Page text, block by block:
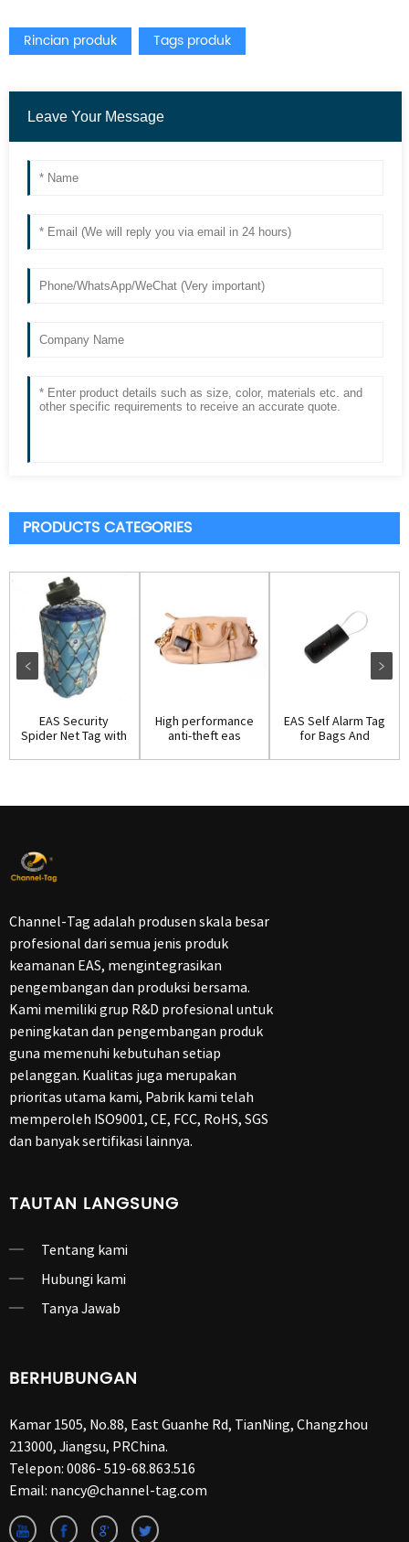
Rincian produk Tags produk
PRODUCTS CATEGORIES
EAS Security
Spider Net Tag with
High performance
anti-theft eas
EAS Self Alarm Tag
for Bags And
Channel-Tag adalah produsen skala besar
profesional dari semua jenis produk
keamanan EAS, mengintegrasikan
pengembangan dan produksi bersama.
Kami memiliki grup R&D profesional untuk
peningkatan dan pengembangan produk
guna memenuhi kebutuhan setiap
pelanggan. Kualitas juga merupakan
prioritas utama kami, Pabrik kami telah
memperoleh ISO9001, CE, FCC, RoHS, SGS
dan banyak sertifikasi lainnya.
TAUTAN LANGSUNG
Tentang kami
Hubungi kami
Tanya Jawab
BERHUBUNGAN
Kamar 1505, No.88, East Guanhe Rd, TianNing, Changzhou
213000, Jiangsu, PRChina.
Telepon: 0086- 519-68.863.516
Email: nancy@channel-tag.com